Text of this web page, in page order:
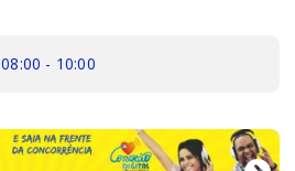
08:00 - 10:00